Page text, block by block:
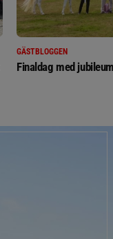
GÄSTBLOGGEN
Finaldag med